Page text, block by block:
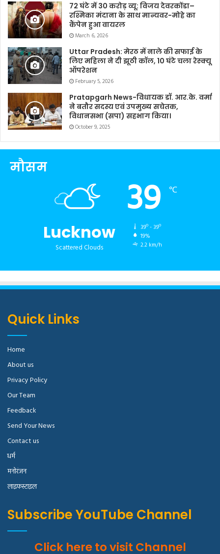
72 घंटे में 30 करोड़ व्यू: विजय देवरकोंडा–
रश्मिका मंदाना के साथ मान्यवर-मोहे का
कैंपेन हुआ वायरल
March 6, 2026
Uttar Pradesh: मेरठ में नाले की सफाई के
लिए महिला ने दी झूठी कॉल, 10 घंटे चला रेस्क्यू
ऑपरेशन
February 5, 2026
Pratapgarh News-विधायक डॉ. आर.के. वर्मा
ने बतौर सदस्य एवं उपमुख्य सचेतक,
विधानसभा (सपा) सहभाग किया।
October 9, 2025
मौसम
Lucknow
Scattered Clouds
39 ℃
39º - 39º
19%
2.2 km/h
Quick Links
Home
About us
Privacy Policy
Our Team
Feedback
Send Your News
Contact us
धर्म
मनोरंजन
लाइफस्टाइल
Subscribe YouTube Channel
Click here to visit Channel